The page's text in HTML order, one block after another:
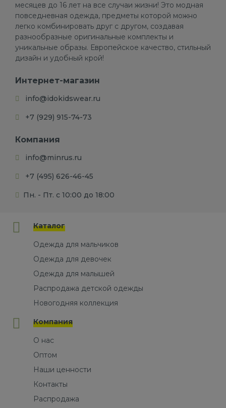
месяцев до 16 лет на все случаи жизни! Это модная
повседневная одежда, предметы которой можно
легко комбинировать друг с другом, создавая
разнообразные оригинальные комплекты и
уникальные образы. Европейское качество, стильный
дизайн и удобный крой!
Интернет-магазин
info@idokidswear.ru
+7 (929) 915-74-73
Компания
info@minrus.ru
+7 (495) 626-46-45
Пн. - Пт. с 10:00 до 18:00
Каталог
Одежда для мальчиков
Одежда для девочек
Одежда для малышей
Распродажа детской одежды
Новогодняя коллекция
Компания
О нас
Оптом
Наши ценности
Контакты
Распродажа